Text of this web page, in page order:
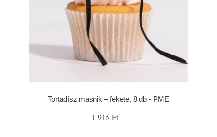
Tortadísz masnik – fekete, 8 db - PME
1 915 Ft